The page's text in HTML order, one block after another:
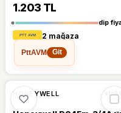
1.203 TL
dip
2 mağaza
PttAVM
Git
%9
HONEYWELL stokta